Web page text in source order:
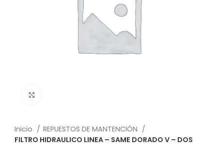
Inicio
REPUESTOS DE MANTENCIÓN
FILTRO HIDRAULICO LINEA – SAME DORADO V – DOS